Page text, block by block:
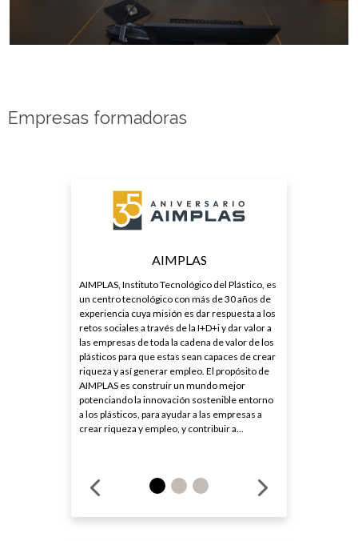
Empresas formadoras
AIMPLAS
AIMPLAS, Instituto Tecnológico del Plástico, es
un centro tecnológico con más de 30 años de
experiencia cuya misión es dar respuesta a los
retos sociales a través de la I+D+i y dar valor a
las empresas de toda la cadena de valor de los
plásticos para que estas sean capaces de crear
riqueza y así generar empleo. El propósito de
AIMPLAS es construir un mundo mejor
potenciando la innovación sostenible entorno
a los plásticos, para ayudar a las empresas a
crear riqueza y empleo, y contribuir a...